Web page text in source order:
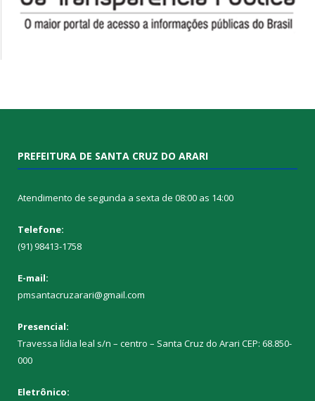
PREFEITURA DE SANTA CRUZ DO ARARI
Atendimento de segunda a sexta de 08:00 as 14:00
Telefone:
(91) 98413-1758
E-mail:
pmsantacruzarari@gmail.com
Presencial:
Travessa lídia leal s/n – centro – Santa Cruz do Arari CEP: 68.850-
000
Eletrônico: